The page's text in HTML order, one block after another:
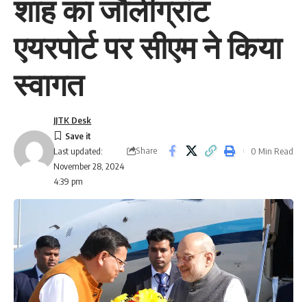
शाह का जौलीग्रांट
एयरपोर्ट पर सीएम ने किया
स्वागत
Last updated:
November 28, 2024
4:39 pm
JJTK Desk
Share 0 Min Read